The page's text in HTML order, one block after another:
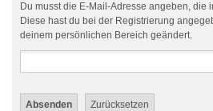
Du musst die E-Mail-Adresse angeben, die
Diese hast du bei der Registrierung
deinem persönlichen Bereich geändert.